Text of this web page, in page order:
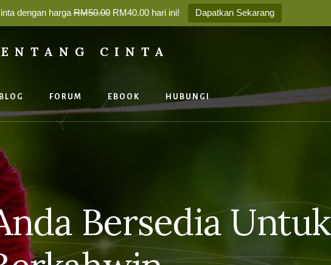
dengan hargaRM50.00RM40.00 hari ini!
Dapatkan Sekarang
CINTA
BLOG FORUM EBOOK HUBUNGI
Bersedia Untuk